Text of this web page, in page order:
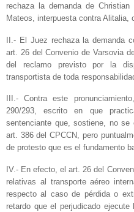
rechaza la demanda de
Mateos, interpuesta contra Alitalia,
II.- El Juez rechaza la demanda
art. 26 del Convenio de Varsovia
del reclamo previsto por la
transportista de toda
III.- Contra este
290/293, escrito en que
sentenciante que, sostiene, no se
art. 386 del CPCCN, pero
de protesto que es el fundamento
IV.- En efecto, el art. 26 del
relativas al transporte aéreo
respecto al caso de pérdida o
retardo que el perjudicado